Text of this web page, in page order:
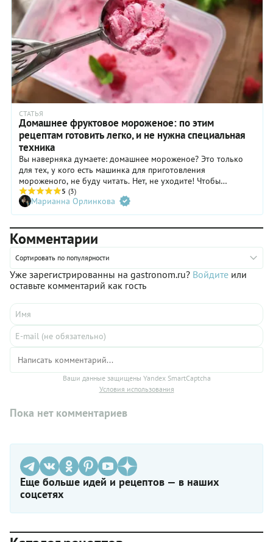
СТАТЬЯ
Домашнее фруктовое мороженое: по этим
рецептам готовить легко, и не нужна специальная
техника
Вы наверняка думаете: домашнее мороженое? Это только
для тех, у кого есть машинка для приготовления
мороженого, не буду читать. Нет, не уходите! Чтобы
наслаждаться мороженым собственного приготовления,
нужны только морозильник и кухонный комбайн. Или
блендер.
5 (3)
Марианна Орлинкова
Комментарии
Сортировать по популярности
Уже зарегистрированны на gastronom.ru? Войдите или
оставьте комментарий как гость
Ваши данные защищены Yandex SmartCaptcha
Условия использования
Пока нет комментариев
Еще больше идей и рецептов — в наших
соцсетях